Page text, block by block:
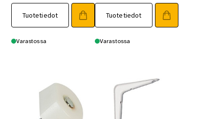
Tuotetiedot
Varastossa
Tuotetiedot
Varastossa